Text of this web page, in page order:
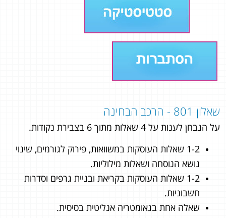
שאלון 801 - הרכב הבחינה
על הנבחן לענות על 4 שאלות מתוך 6 בצבירת נקודות.
1-2 שאלות העוסקות במשוואות, פירוק לגורמים, שינוי
נושא הנוסחה ושאלות מילוליות.
1-2 שאלות העוסקות בקריאת ובניית גרפים וסדרות
חשבוניות.
שאלה אחת בגאומטריה אנליטית בסיסית.